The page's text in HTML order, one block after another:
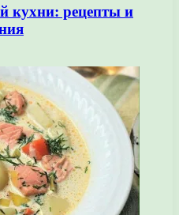
кухни: рецепты и